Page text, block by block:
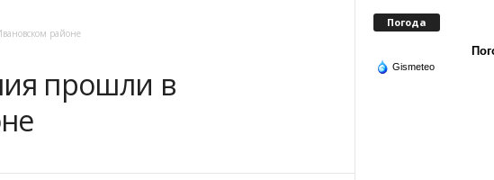
районе
прошли в
Погода
Gismeteo